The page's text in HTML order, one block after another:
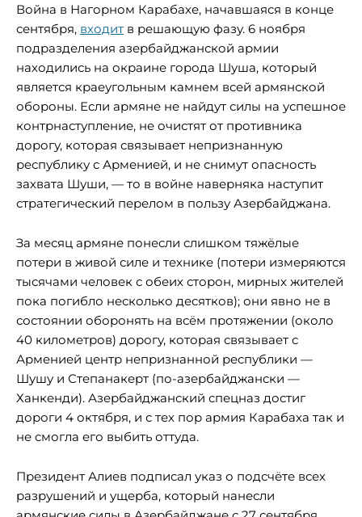
Война в Нагорном Карабахе, начавшаяся в конце
сентября, входит в решающую фазу. 6 ноября
подразделения азербайджанской армии
находились на окраине города Шуша, который
является краеугольным камнем всей армянской
обороны. Если армяне не найдут силы на успешное
контрнаступление, не очистят от противника
дорогу, которая связывает непризнанную
республику с Арменией, и не снимут опасность
захвата Шуши, — то в войне наверняка наступит
стратегический перелом в пользу Азербайджана.
За месяц армяне понесли слишком тяжёлые
потери в живой силе и технике (потери измеряются
тысячами человек с обеих сторон, мирных жителей
пока погибло несколько десятков); они явно не в
состоянии оборонять на всём протяжении (около
40 километров) дорогу, которая связывает с
Арменией центр непризнанной республики —
Шушу и Степанакерт (по-азербайджански —
Ханкенди). Азербайджанский спецназ достиг
дороги 4 октября, и с тех пор армия Карабаха так и
не смогла его выбить оттуда.
Президент Алиев подписал указ о подсчёте всех
разрушений и ущерба, который нанесли